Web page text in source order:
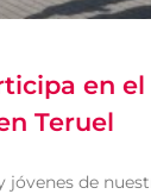
en
Teruel
jóvenes de